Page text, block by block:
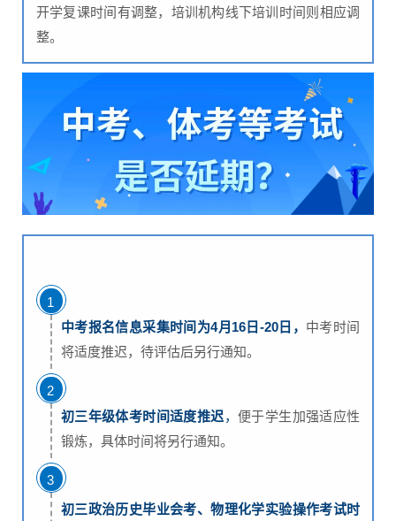
开学复课时间有调整，培训机构线下培训时间则相应调
整。
1
中考报名信息采集时间为4月16日-20日， 中考时间
将适度推迟，待评估后另行通知。
2
初三年级体考时间适度推迟， 便于学生加强适应性
锻炼，具体时间将另行通知。
3
初三政治历史毕业会考、物理化学实验操作考试时